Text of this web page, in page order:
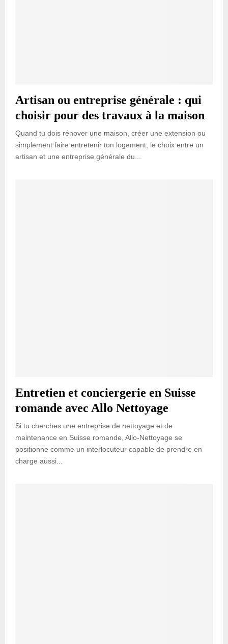
Artisan ou entreprise générale : qui
choisir pour des travaux à la maison
Quand tu dois rénover une maison, créer une extension ou
simplement faire entretenir ton logement, le choix entre un
artisan et une entreprise générale du...
Entretien et conciergerie en Suisse
romande avec Allo Nettoyage
Si tu cherches une entreprise de nettoyage et de
maintenance en Suisse romande, Allo-Nettoyage se
positionne comme un interlocuteur capable de prendre en
charge aussi...